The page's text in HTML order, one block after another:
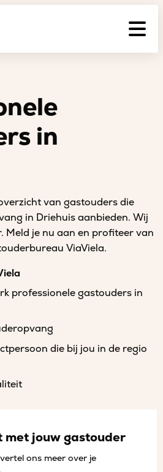
in
van gastouders die
in Driehuis aanbieden. Wij
Meld je nu aan en profiteer van
ViaViela.
professionele gastouders in
die bij jou in de regio
met jouw gastouder
ons meer over je